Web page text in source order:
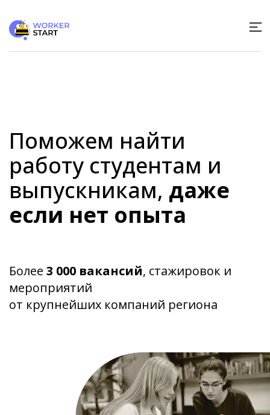
Поможем найти
работу студентам и
выпускникам, даже
если нет опыта
Более 3 000 вакансий, стажировок и
мероприятий
от крупнейших компаний региона